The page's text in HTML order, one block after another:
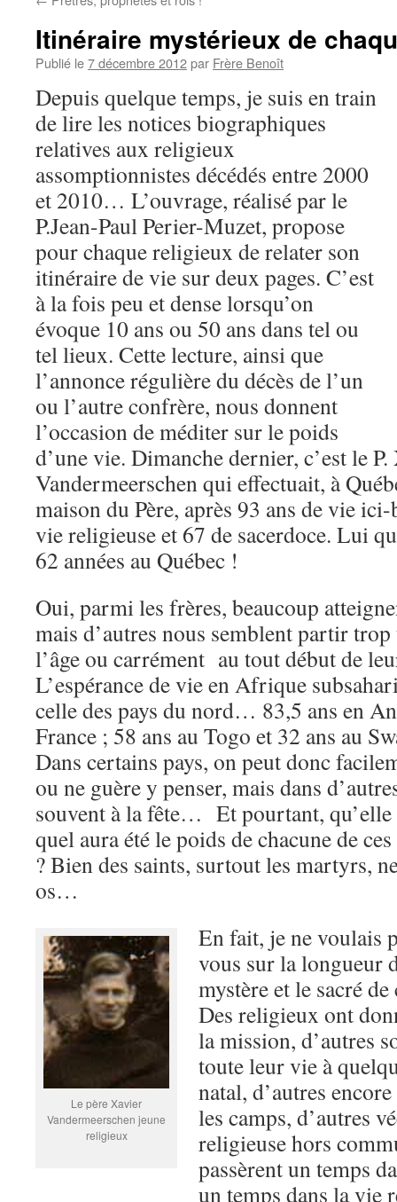
Itinéraire mystérieux de
Publié le7 décembre 2012par Frère Benoît
Depuis quelque temps, je suis en train
de lire les notices biographiques
relatives aux religieux
assomptionnistes décédés entre 2000
et 2010… L’ouvrage, réalisé par le
P.Jean-Paul Perier-Muzet, propose
pour chaque religieux de relater son
itinéraire de vie sur deux pages. C’est
à la fois peu et dense lorsqu’on
évoque 10 ans ou 50 ans dans tel ou
tel lieux. Cette lecture, ainsi que
l’annonce régulière du décès de l’un
ou l’autre confrère, nous donnent
l’occasion de méditer sur le poids
d’une vie. Dimanche dernier, c’est le
Vandermeerschen qui effectuait, à
maison du Père, après 93 ans de vie
vie religieuse et 67 de sacerdoce. Lui
62 années au Québec !
Oui, parmi les frères, beaucoup
mais d’autres nous semblent partir
l’âge ou carrément au tout début de
L’espérance de vie en Afrique
celle des pays du nord… 83,5 ans en
France ; 58 ans au Togo et 32 ans au
Dans certains pays, on peut donc
ou ne guère y penser, mais dans
souvent à la fête… Et pourtant, qu’elle
quel aura été le poids de chacune de
? Bien des saints, surtout les martyrs,
os…
Le père Xavier
Vandermeerschen jeune
religieux
En fait, je ne voulais
vous sur la longueur
mystère et le sacré
Des religieux ont
la mission, d’autres
toute leur vie à
natal, d’autres
les camps, d’autres
religieuse hors
passèrent un temps
un temps dans la vie